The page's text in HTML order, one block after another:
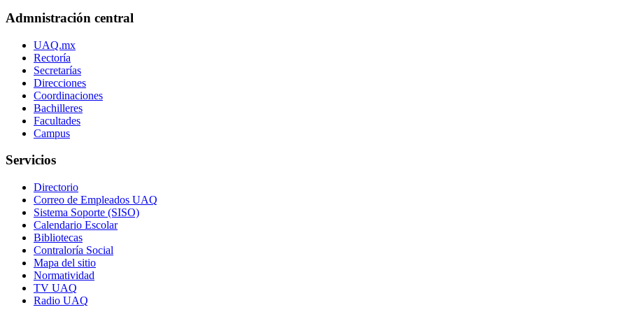
Admnistración central
UAQ.mx
Rectoría
Secretarías
Direcciones
Coordinaciones
Bachilleres
Facultades
Campus
Servicios
Directorio
Correo de Empleados UAQ
Sistema Soporte (SISO)
Calendario Escolar
Bibliotecas
Contraloría Social
Mapa del sitio
Normatividad
TV UAQ
Radio UAQ